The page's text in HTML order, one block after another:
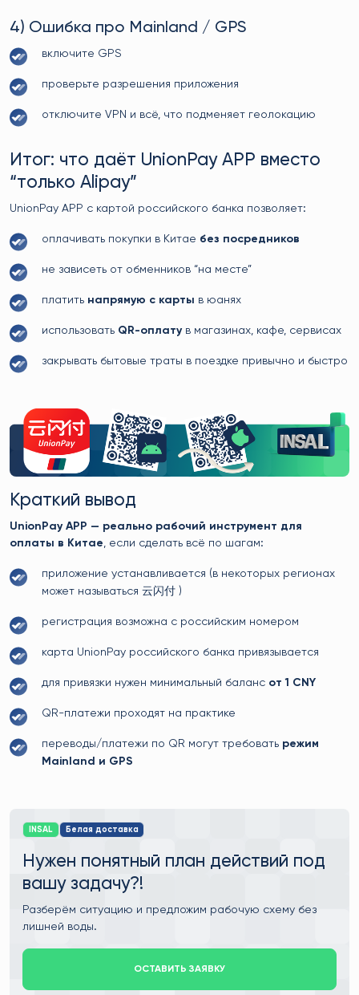
4) Ошибка про Mainland / GPS
включите GPS
проверьте разрешения приложения
отключите VPN и всё, что подменяет геолокацию
Итог: что даёт UnionPay APP вместо
“только Alipay”
UnionPay APP с картой российского банка позволяет:
оплачивать покупки в Китае без посредников
не зависеть от обменников “на месте”
платить напрямую с карты в юанях
использовать QR-оплатув магазинах, кафе, сервисах
закрывать бытовые траты в поездке привычно и быстро
Краткий вывод
UnionPay APP — реально рабочий инструмент для
оплаты в Китае, если сделать всё по шагам:
приложение устанавливается (в некоторых регионах
может называться 云闪付 )
регистрация возможна с российским номером
карта UnionPay российского банка привязывается
для привязки нужен минимальный баланс от 1 CNY
QR-платежи проходят на практике
переводы/платежи по QR могут требовать режим
Mainland и GPS
INSAL Белая доставка
Нужен понятный план действий под
вашу задачу?!
Разберём ситуацию и предложим рабочую схему без
лишней воды.
ОСТАВИТЬ ЗАЯВКУ